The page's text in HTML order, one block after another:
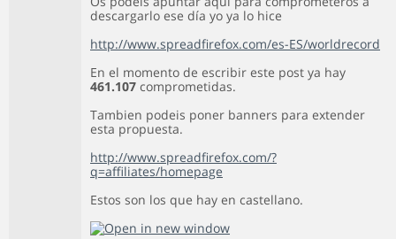
descargarlo ese día yo ya lo hice
http://www.spreadfirefox.com/es-ES/worldrecord
En el momento de escribir este post ya hay
461.107 comprometidas.
Tambien podeis poner banners para extender
esta propuesta.
http://www.spreadfirefox.com/?
q=affiliates/homepage
Estos son los que hay en castellano.